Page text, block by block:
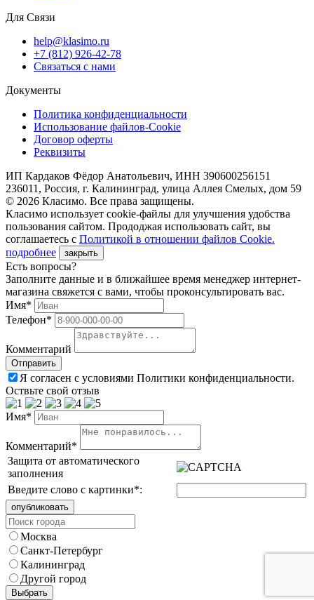
Для Связи
help@klasimo.ru
+7 (812) 926-42-78
Связаться с нами
Документы
Политика конфиденциальности
Использование файлов-Cookie
Договор оферты
Реквизиты
ИП Кардаков Фёдор Анатольевич, ИНН 390600256151
236011, Россия, г. Калининград, улица Аллея Смелых, дом 59
© 2026 Класимо. Все права защищены.
Класимо использует cookie-файлы для улучшения удобства
пользования сайтом. Прододжая использовать сайт, вы
соглашаетесь с Политикой в отношении файлов Сookie.
подробнее
закрыть
Есть вопросы?
Заполните данные и в ближайшее время менеджер интернет-
магазина свяжется с вами, чтобы проконсультировать вас.
Имя*
Телефон*
Комментарий
Я согласен с условиями Политики конфиденциальности.
Оствьте свой отзыв
Имя*
Комментарий*
Защита от автоматического
заполнения
Введите слово с картинки*:
Москва
Санкт-Петербург
Калининград
Другой город
Выбрать